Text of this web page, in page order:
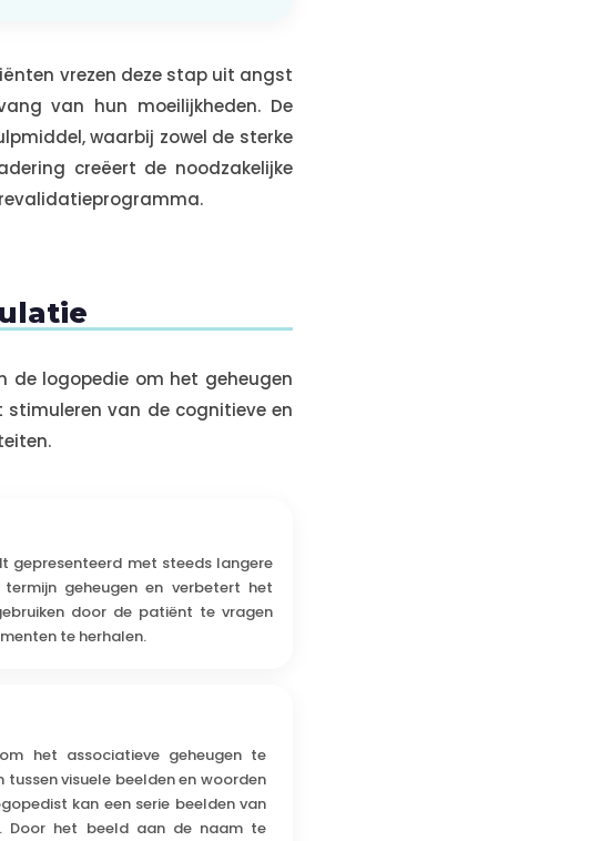
vrezen deze stap uit angst
van hun moeilijkheden. De
waarbij zowel de sterke
creëert de noodzakelijke
de logopedie om het geheugen
van de cognitieve en
gepresenteerd met steeds langere
geheugen en verbetert het
door de patiënt te vragen
te herhalen.
het associatieve geheugen te
visuele beelden en woorden
kan een serie beelden van
Door het beeld aan de naam te